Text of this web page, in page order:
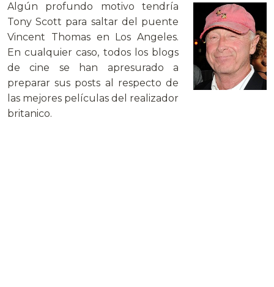
Algún profundo motivo tendría
Tony Scott para saltar del puente
Vincent Thomas en Los Angeles.
En cualquier caso, todos los blogs
de cine se han apresurado a
preparar sus posts al respecto de
las mejores películas del realizador
britanico.